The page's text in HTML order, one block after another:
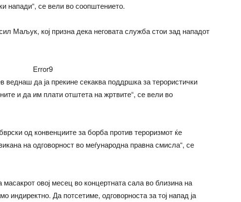
напади“, се вели во соопштението.
Маљук, кој призна дека неговата служба стои зад нападот
Error9
веднаш да ја прекине секаква поддршка за терористички
и да им плати отштета на жртвите“, се вели во
од конвенциите за борба против тероризмот ќе
на одговорност во меѓународна правна смисла“, се
овој месец во концертната сала во близина на
индиректно. Да потсетиме, одговорноста за тој напад ја